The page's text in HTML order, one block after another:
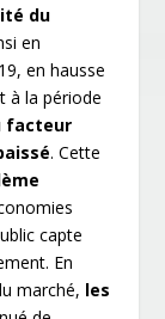
du
en
en hausse
à la période
facteur
. Cette
capte
En
marché, les